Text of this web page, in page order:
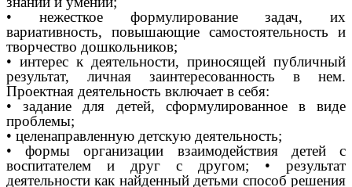
• нежесткое формулирование задач, их
вариативность, повышающие самостоятельность и
творчество дошкольников;
• интерес к деятельности, приносящей публичный
результат, личная заинтересованность в нем.
Проектная деятельность включает в себя:
• задание для детей, сформулированное в виде
проблемы;
• целенаправленную детскую деятельность;
• формы организации взаимодействия детей с
воспитателем и друг с другом; • результат
деятельности как найденный детьми способ решения